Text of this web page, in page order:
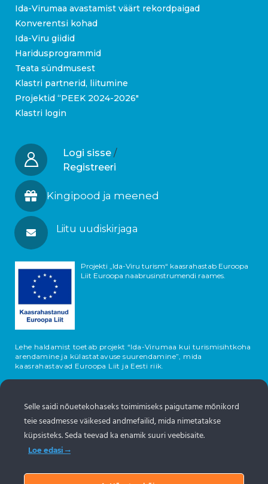
Ida-Virumaa avastamist väärt rekordpaigad
Konverentsi kohad
Ida-Viru giidid
Haridusprogrammid
Teata sündmusest
Klastri partnerid, liitumine
Projektid “PEEK 2024-2026″
Klastri login
Logi sisse /
Registreeri
Kingipood ja meened
Liitu uudiskirjaga
Projekti „Ida-Viru turism“ kaasrahastab Euroopa
Liit Euroopa naabrusinstrumendi raames.
Lehe haldamist toetab projekt “Ida-Virumaa kui turismisihtkoha
arendamine ja külastatavuse suurendamine”, mida
kaasrahastavad Euroopa Liit ja Eesti riik.
Selle saidi nõuetekohaseks toimimiseks paigutame mõnikord
teie seadmesse väikesed andmefailid, mida nimetatakse
küpsisteks. Seda teevad ka enamik suuri veebisaite.
Loe edasi